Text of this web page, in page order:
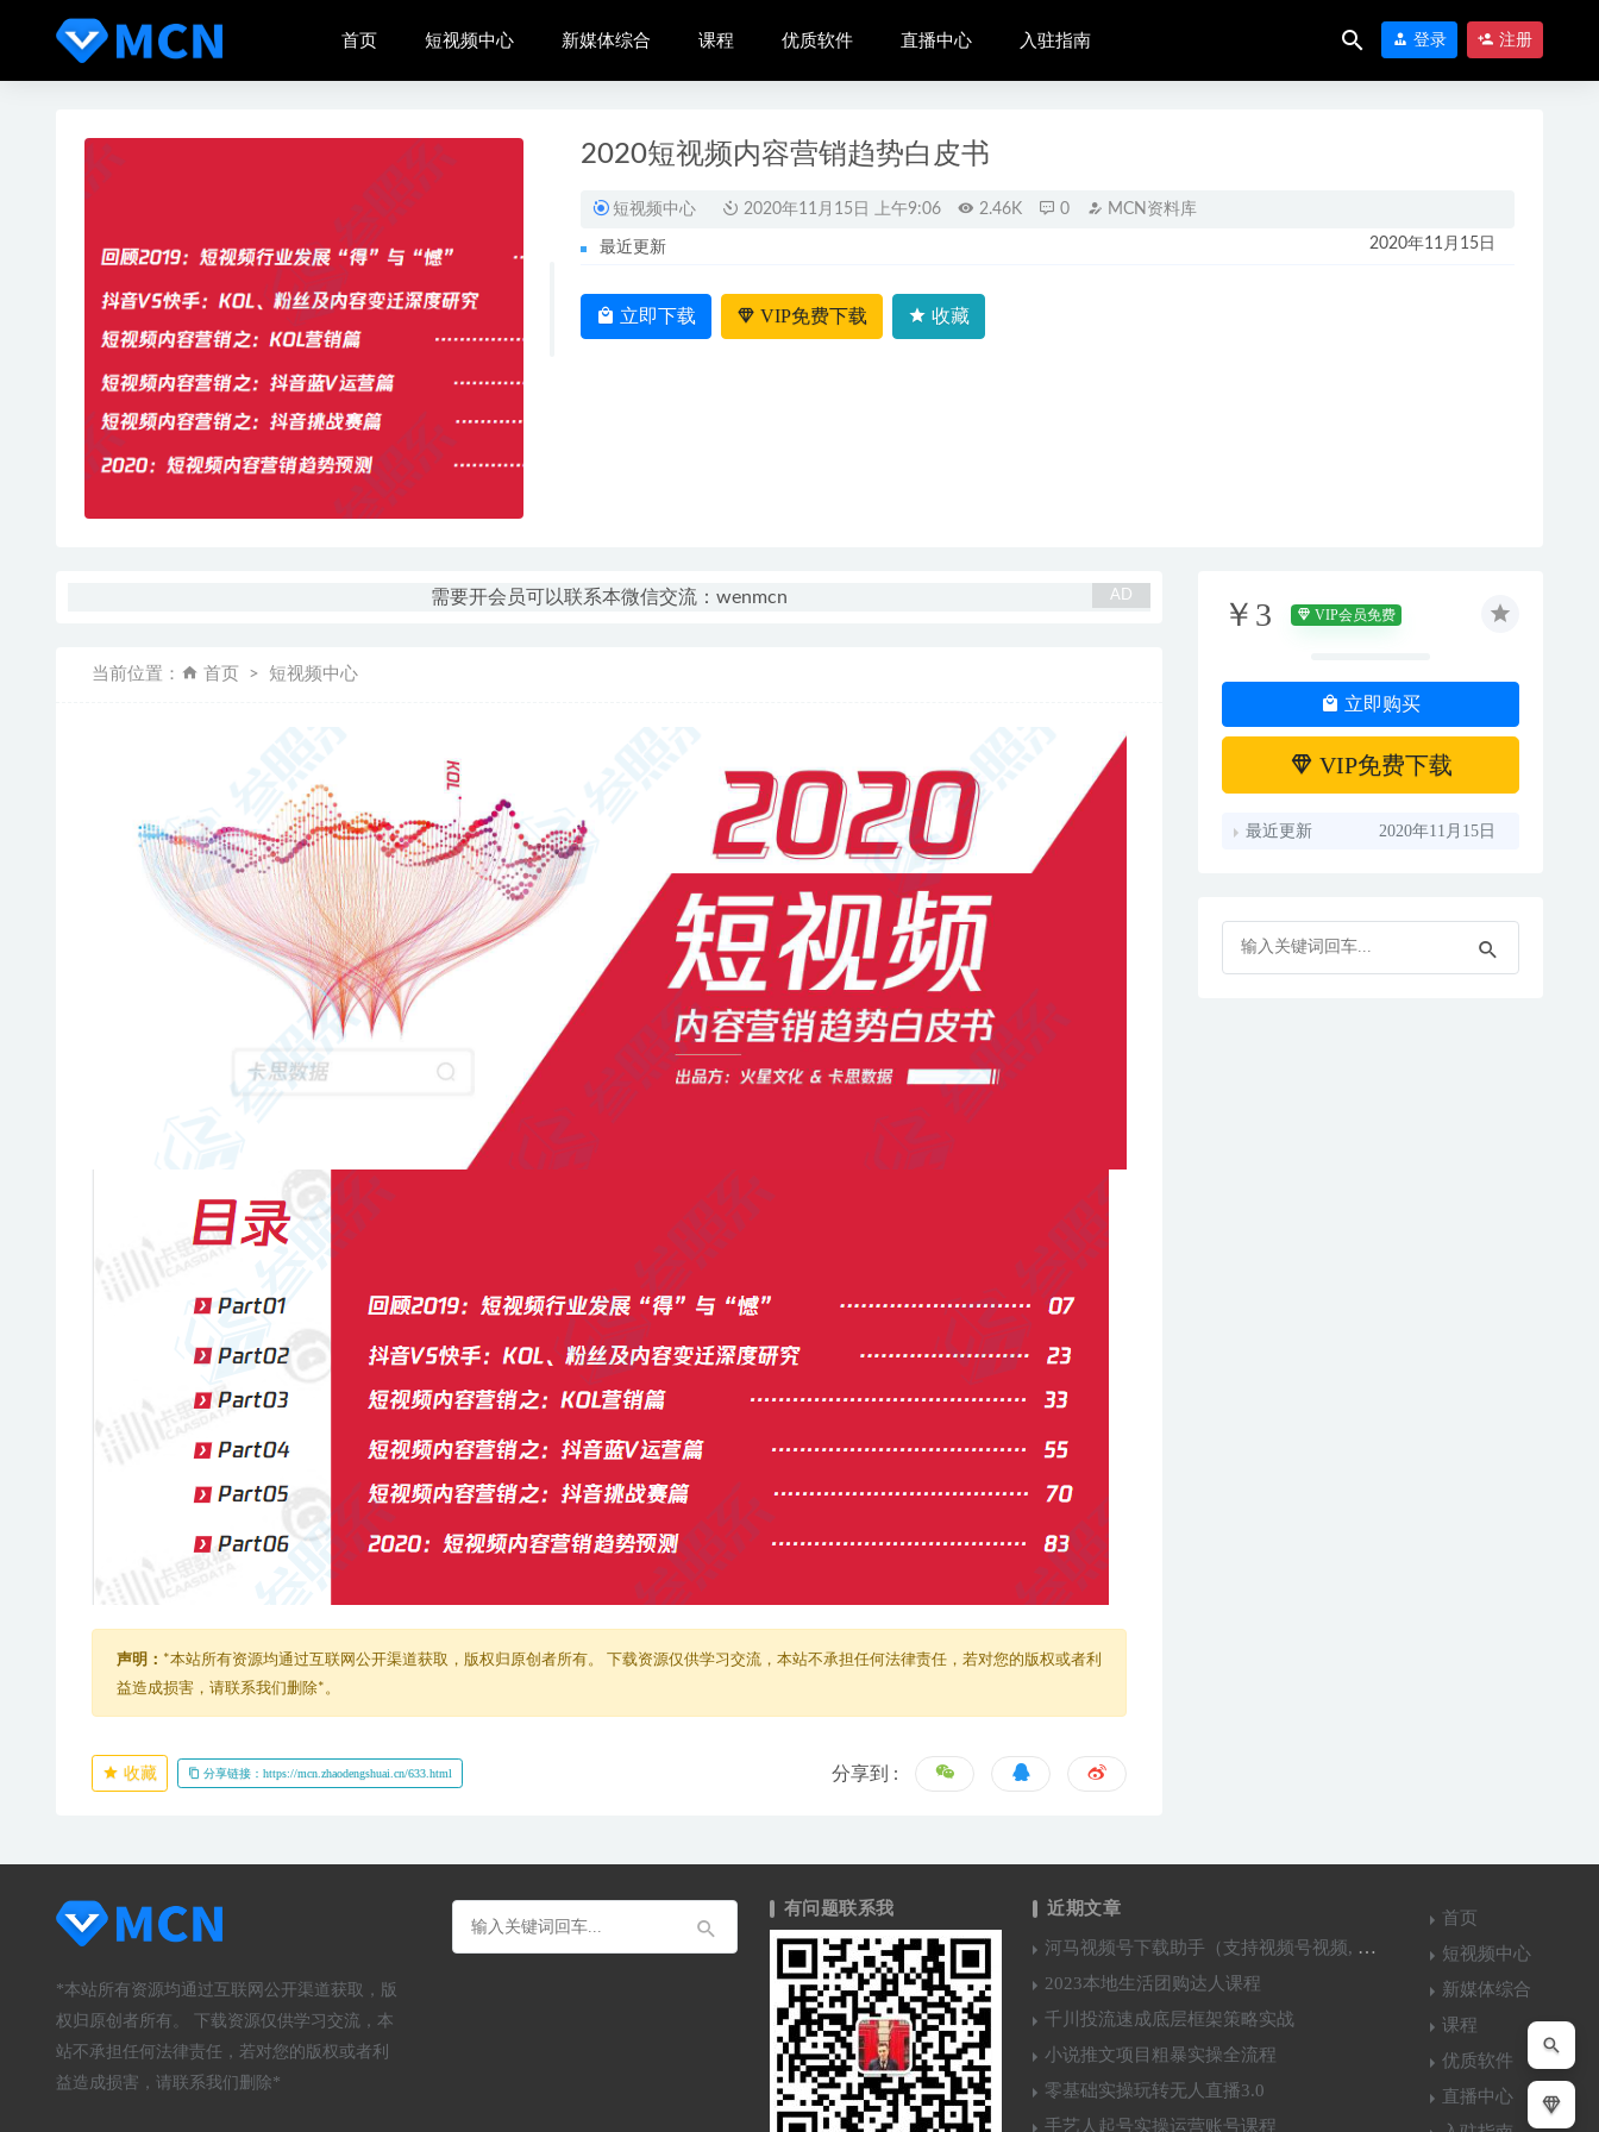
首页 短视频中心 新媒体综合 课程 优质软件 直播中心 入驻指南 登录 注册
2020短视频内容营销趋势白皮书
短视频中心 2020年11月15日 上午9:06 2.46K 0 MCN资料库
最近更新 2020年11月15日
立即下载 VIP免费下载 收藏
需要开会员可以联系本微信交流：wenmcn
当前位置： 首页 短视频中心
声明： *本站所有资源均通过互联网公开渠道获取，版权归原创者所有。 下载资源仅供学习交流，本站不承担任何法律责任，若对您的版权或者利
益造成损害，请联系我们删除*。
收藏 分享链接：https://mcn.zhaodengshuai.cn/633.html 分享到 :
￥3 VIP会员免费
立即购买
VIP免费下载
最近更新 2020年11月15日
*本站所有资源均通过互联网公开渠道获取，版
权归原创者所有。 下载资源仅供学习交流，本
站不承担任何法律责任，若对您的版权或者利
益造成损害，请联系我们删除*
有问题联系我 近期文章
河马视频号下载助手（支持视频号视频, 直播,回放下载）
2023本地生活团购达人课程
千川投流速成底层框架策略实战
小说推文项目粗暴实操全流程
零基础实操玩转无人直播3.0
手艺人起号实操运营账号课程
首页
短视频中心
新媒体综合
课程
优质软件
直播中心
百度好看MCN机构入驻指南 2020-11-09
零基础快速入门新媒体运营
短视频处理助手